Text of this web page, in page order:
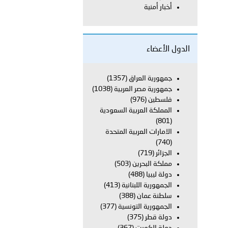
تحذر من زيادة عدد الركاب في المركبات حفاظًا على سلامة
تطلع وفد الشرطة الإيطالية على منظومتي التأهيل الشرطي
تنظم حملة للتبرع بالدم في منطقة الظفرة تعزيزا للمسؤولية
الأميريين معالي النائب الأول لرئيس مجلس الوزراء
العام..
في أعمال الاجتماع الثالث عشر للجنة رؤساء الاتحادات الرياضية
أخبار أمنية
الدول الأعضاء
جمهورية العراق (1357)
جمهورية مصر العربية (1038)
فلسطين(976)
المملكة العربية السعودية
(801)
الامارات العربية المتحدة
(740)
الجزائر (719)
مملكة البحرين (503)
دولة ليبيا (488)
الجمهورية اللبنانية (413)
سلطنة عمان (388)
الجمهورية التونسية (377)
دولة قطر (375)